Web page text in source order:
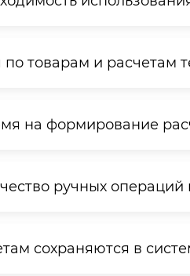
товарам и расчетам
на формирование
ручных
сохраняются в